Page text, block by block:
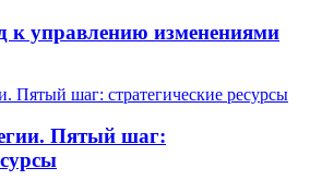
к управлению изменениями
Пятый шаг: